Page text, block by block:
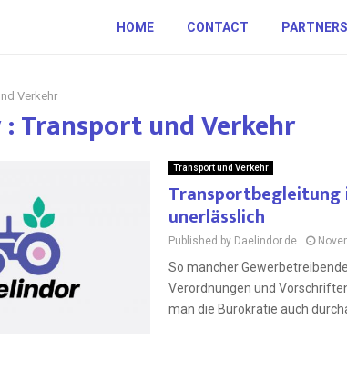
HOME CONTACT PARTNERS
Verkehr
Transport und Verkehr
Transport und Verkehr
unerlässlich
Published by Daelindor.de
So mancher
Verordnungen und
man die Bürokratie auch